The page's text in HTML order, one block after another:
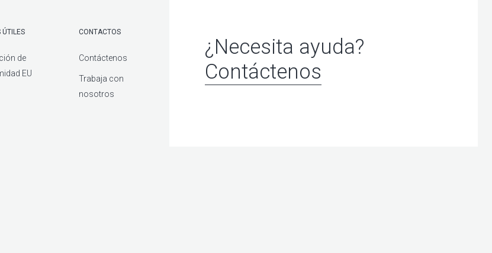
ÚTILES
de
EU
CONTACTOS
Contáctenos
Trabaja con
nosotros
¿Necesita ayuda?
Contáctenos